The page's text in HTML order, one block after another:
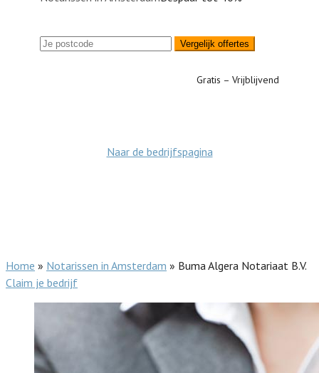
Vergelijk offertes
Gratis – Vrijblijvend
Naar de bedrijfspagina
Home » Notarissen in Amsterdam » Buma Algera Notariaat B.V.
Claim je bedrijf